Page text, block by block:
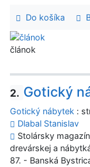
Do košíka
článok
2. Gotický
Gotický nábytek :
Dlabal Stanislav
Stolársky
drevárskej a
87. - Banská